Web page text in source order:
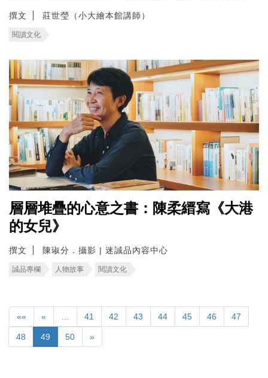
撰文 莊世瑩（小大繪本館講師）
閱讀文化
層層堆疊的心意之書：陳柔縉寫《大港
的女兒》
撰文 陳琡分．攝影 | 迷誠品內容中心
誠品專欄 人物故事 閱讀文化
«« « 41 42 43 44 45 46 47
48 49 50 »